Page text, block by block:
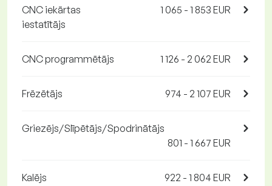
CNC iekārtas
iestatītājs
1 065 - 1 853 EUR
CNC programmētājs 1 126 - 2 062 EUR
Frēzētājs 974 - 2 107 EUR
Griezējs/Slīpētājs/Spodrinātājs
801 - 1 667 EUR
Kalējs 922 - 1 804 EUR